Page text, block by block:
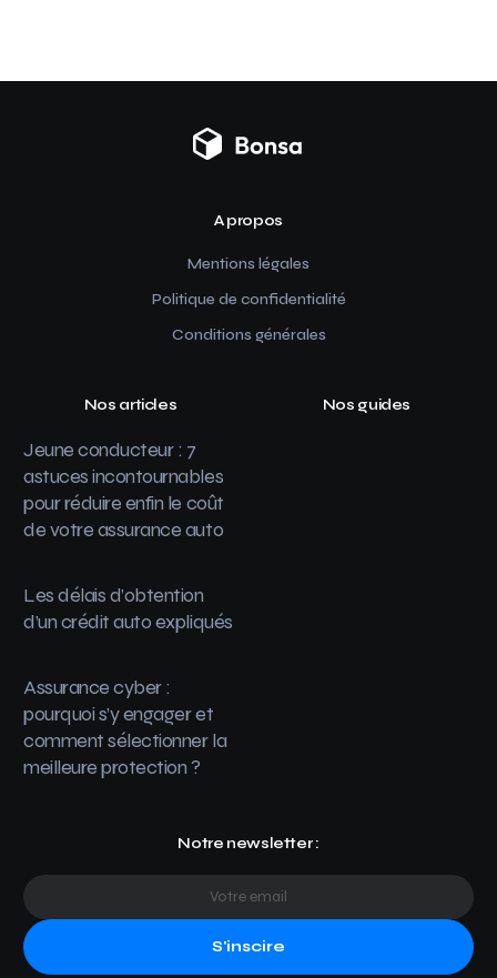
A propos
Mentions légales
Politique de confidentialité
Conditions générales
Nos articles
Jeune conducteur : 7
astuces incontournables
pour réduire enfin le coût
de votre assurance auto
Les délais d’obtention
d’un crédit auto expliqués
Assurance cyber :
pourquoi s’y engager et
comment sélectionner la
meilleure protection ?
Nos guides
Notre newsletter :
S'inscire